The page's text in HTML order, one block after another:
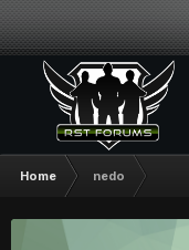
Home nedo